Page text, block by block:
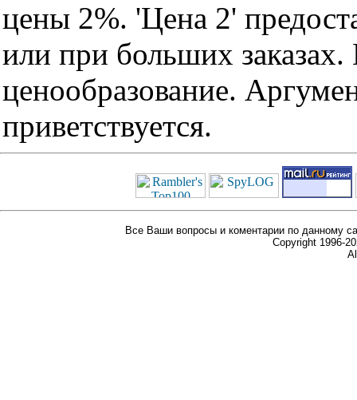
цены 2%. 'Цена 2'
или при больших
ценообразование.
приветствуется.
Все Ваши вопросы и коментарии по данному
Copyright 1996-